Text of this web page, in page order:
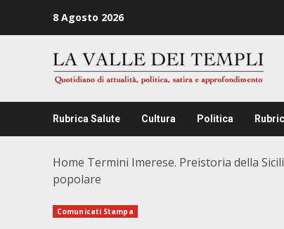
8 Agosto 2026
Rubrica Salute Cultura Politica
Home Termini Imerese. Preistoria della
popolare
Comunicati Stampa